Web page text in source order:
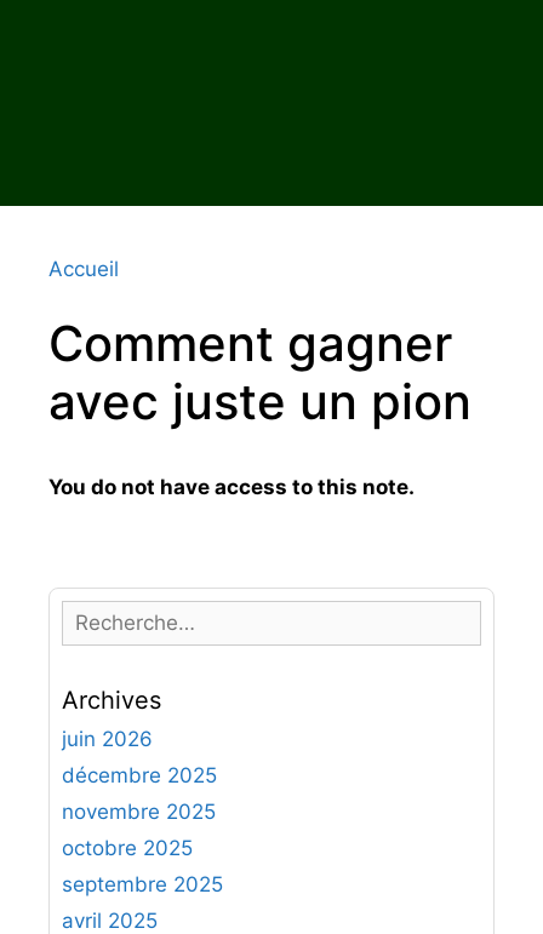
Accueil
Comment gagner
avec juste un pion
You do not have access to this note.
e
h
e
r
h
e
r
Archives
juin 2026
décembre 2025
novembre 2025
octobre 2025
septembre 2025
avril 2025